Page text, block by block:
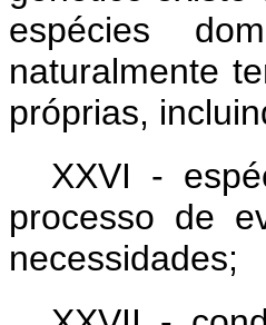
espécies
naturalmente
próprias,
XXVI -
processo de
necessidades;